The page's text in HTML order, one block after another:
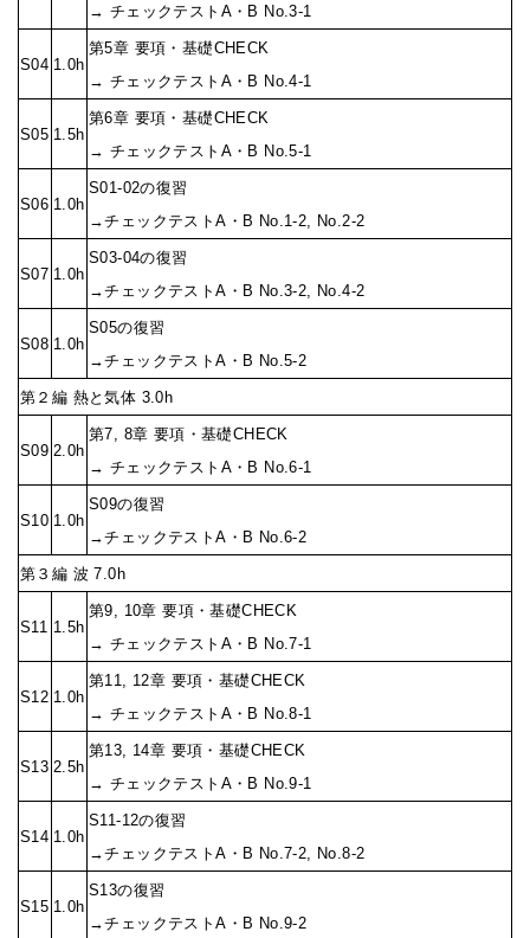
→ チェックテストA・B No.3-1
S04 1.0h
第5章 要項・基礎CHECK
→ チェックテストA・B No.4-1
S05 1.5h
第6章 要項・基礎CHECK
→ チェックテストA・B No.5-1
S06 1.0h
S01-02の復習
→チェックテストA・B No.1-2, No.2-2
S07 1.0h
S03-04の復習
→チェックテストA・B No.3-2, No.4-2
S08 1.0h
S05の復習
→チェックテストA・B No.5-2
第２編 熱と気体 3.0h
S09 2.0h
第7, 8章 要項・基礎CHECK
→ チェックテストA・B No.6-1
S10 1.0h
S09の復習
→チェックテストA・B No.6-2
第３編 波 7.0h
S11 1.5h
第9, 10章 要項・基礎CHECK
→ チェックテストA・B No.7-1
S12 1.0h
第11, 12章 要項・基礎CHECK
→ チェックテストA・B No.8-1
S13 2.5h
第13, 14章 要項・基礎CHECK
→ チェックテストA・B No.9-1
S14 1.0h
S11-12の復習
→チェックテストA・B No.7-2, No.8-2
S15 1.0h
S13の復習
→チェックテストA・B No.9-2